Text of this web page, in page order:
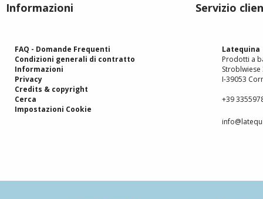
Informazioni
FAQ - Domande Frequenti
Condizioni generali di contratto
Informazioni
Privacy
Credits & copyright
Cerca
Impostazioni Cookie
Servizio
Latequina
Prodotti a
Stroblwiese
I-39053
+39